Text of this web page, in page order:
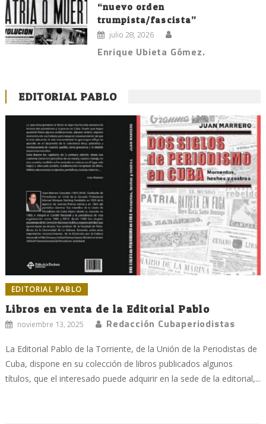
“nuevo orden
trumpista/fascista”
julio 28, 2026
Enrique Ubieta Gómez.
EDITORIAL PABLO
EDITORIAL PABLO
Libros en venta de la Editorial Pablo
noviembre 13, 2025 Redacción Cubaperiodistas
La Editorial Pablo de la Torriente, de la Unión de la Periodistas de
Cuba, dispone en su colección de libros publicados algunos
títulos, que el interesado puede adquirir en la sede de la editorial,...